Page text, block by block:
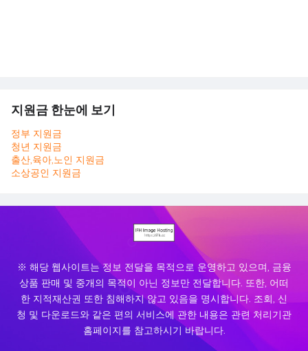
지원금 한눈에 보기
정부 지원금
청년 지원금
출산,육아,노인 지원금
소상공인 지원금
※ 해당 웹사이트는 정보 전달을 목적으로 운영하고 있으며, 금융
상품 판매 및 중개의 목적이 아닌 정보만 전달합니다. 또한, 어떠
한 지적재산권 또한 침해하지 않고 있음을 명시합니다. 조회, 신
청 및 다운로드와 같은 편의 서비스에 관한 내용은 관련 처리기관
홈페이지를 참고하시기 바랍니다.